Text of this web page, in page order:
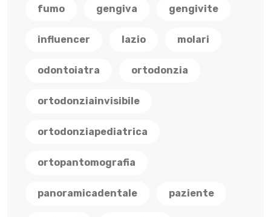
fumo gengiva gengivite
influencer lazio molari
odontoiatra ortodonzia
ortodonziainvisibile
ortodonziapediatrica
ortopantomografia
panoramicadentale paziente